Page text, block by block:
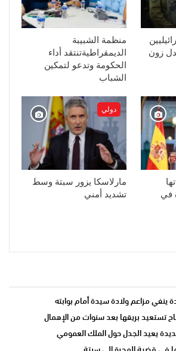
زون
منظمة الشبيبة
الديمقراطيةتنتقد أداء
الحكومة وتدعو لتمكين
الشباب
في
دولي
مارلاسكا يزور سبتة وسط
تشديد أمني
مزاعم ولادة سيدة أمام بوابته
تستعيد بريقها بعد سنوات من الإهمال
يعيد الجدل حول الملك العمومي